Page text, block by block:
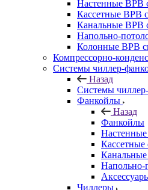
Настенные ВРВ
Кассетные ВРВ
Канальные ВРВ
Напольно-
Колонные ВРВ
Компрессорно-
Системы чиллер-
Назад
Системы
Фанкойлы
Назад
Фанкойлы
Напольно-
Чиллеры